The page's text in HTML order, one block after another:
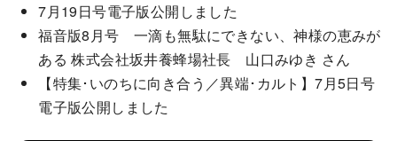
7月19日号電子版公開しました
福音版8月号 一滴も無駄にできない、神様の恵みが
ある 株式会社坂井養蜂場社長 山口みゆき さん
【特集･いのちに向き合う／異端･カルト】7月5日号
電子版公開しました